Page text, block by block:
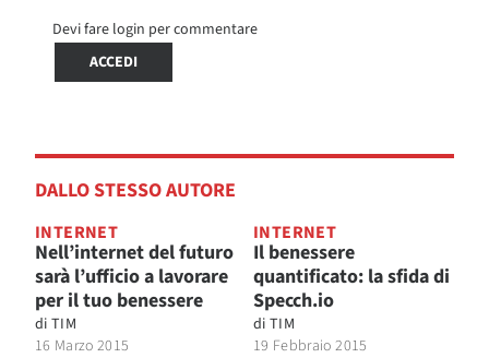
Devi fare login per commentare
ACCEDI
DALLO STESSO AUTORE
INTERNET
Nell’internet del futuro
sarà l’ufficio a lavorare
per il tuo benessere
di TIM
16 Marzo 2015
INTERNET
Il benessere
quantificato: la sfida di
Specch.io
di TIM
19 Febbraio 2015